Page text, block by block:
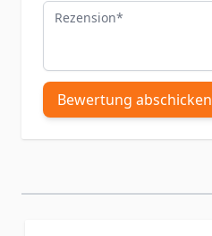
Rezension
Bewertung abschicken